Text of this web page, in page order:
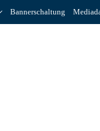
Bannerschaltung